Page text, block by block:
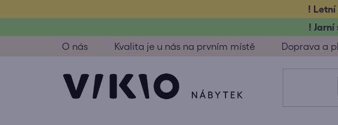
na
! Letní
! Jarní
O nás
Kvalita je u nás na prvním místě Doprava a